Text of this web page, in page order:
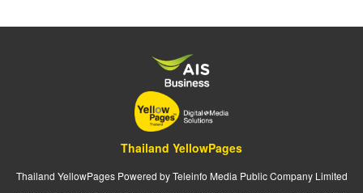
Thailand YellowPages
Thailand YellowPages Powered by Teleinfo Media Public Company Limited